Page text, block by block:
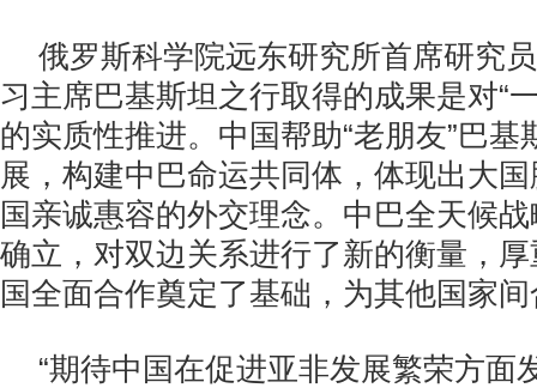
俄罗斯科学院远东研究所首席研究
习主席巴基斯坦之行取得的成果是对“
的实质性推进。中国帮助“老朋友”巴基
展，构建中巴命运共同体，体现出大
国亲诚惠容的外交理念。中巴全天候
确立，对双边关系进行了新的衡量，
国全面合作奠定了基础，为其他国家
“期待中国在促进亚非发展繁荣方面